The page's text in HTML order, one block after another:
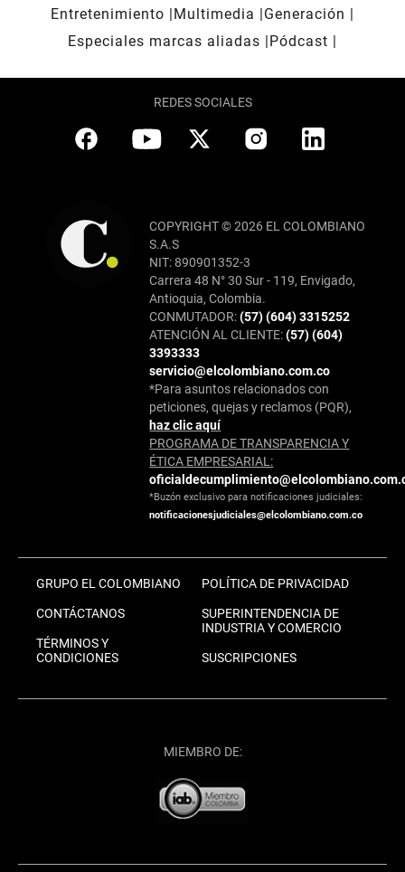
Entretenimiento
Multimedia
Generación
Especiales marcas aliadas
Pódcast
REDES SOCIALES
COPYRIGHT © 2026 EL COLOMBIANO
S.A.S
NIT: 890901352-3
Carrera 48 N° 30 Sur - 119, Envigado,
Antioquia, Colombia.
CONMUTADOR:(57) (604) 3315252
ATENCIÓN AL CLIENTE:(57) (604)
3393333
servicio@elcolombiano.com.co
*Para asuntos relacionados con
peticiones, quejas y reclamos (PQR),
haz clic aquí
PROGRAMA DE TRANSPARENCIA Y
ÉTICA EMPRESARIAL:
*Buzón exclusivo para notificaciones judiciales:
notificacionesjudiciales@elcolombiano.com.co
GRUPO EL COLOMBIANO
CONTÁCTANOS
TÉRMINOS Y
CONDICIONES
POLÍTICA DE PRIVACIDAD
SUPERINTENDENCIA DE
INDUSTRIA Y COMERCIO
SUSCRIPCIONES
MIEMBRO DE: